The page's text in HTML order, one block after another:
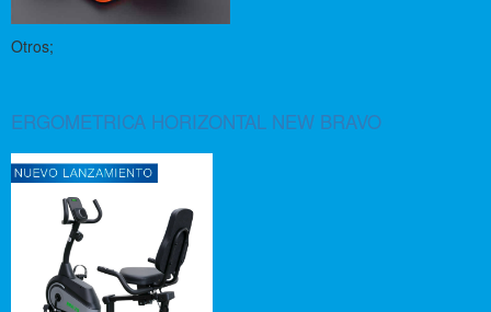
Otros;
ERGOMETRICA HORIZONTAL NEW BRAVO